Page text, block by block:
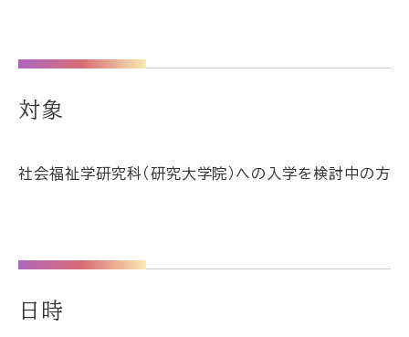
対象
社会福祉学研究科（研究大学院）への入学を検討中の方
日時